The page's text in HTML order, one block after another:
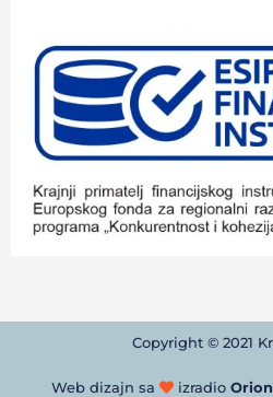
Copyright © 2021
Web dizajn sa izradio